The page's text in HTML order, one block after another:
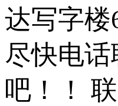
达写字楼
尽快电
吧！！